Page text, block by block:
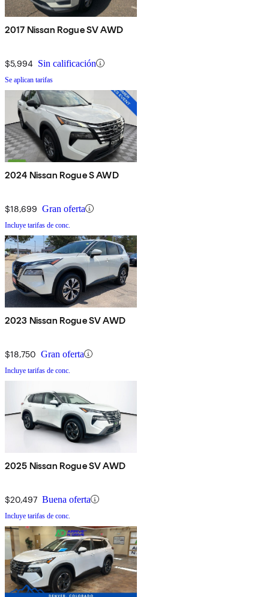
2017 Nissan Rogue SV AWD
$5,994 Sin calificación
Se aplican tarifas
2024 Nissan Rogue S AWD
$18,699 Gran oferta
Incluye tarifas de conc.
2023 Nissan Rogue SV AWD
$18,750 Gran oferta
Incluye tarifas de conc.
2025 Nissan Rogue SV AWD
$20,497 Buena oferta
Incluye tarifas de conc.